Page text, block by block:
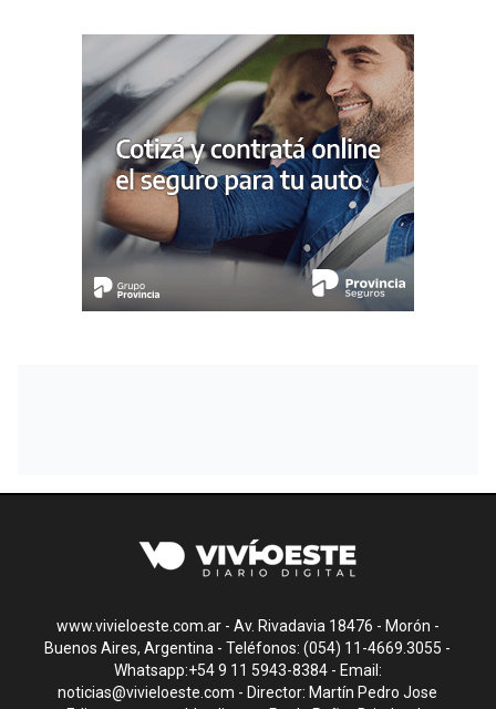
www.vivieloeste.com.ar - Av. Rivadavia 18476 - Morón -
Buenos Aires, Argentina - Teléfonos: (054) 11-4669.3055 -
Whatsapp:+54 9 11 5943-8384 - Email:
noticias@vivieloeste.com - Director: Martín Pedro Jose